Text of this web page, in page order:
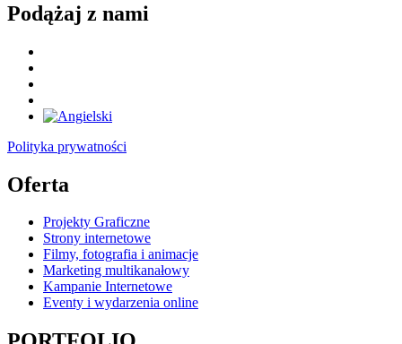
Podążaj z nami
Polityka prywatności
Oferta
Projekty Graficzne
Strony internetowe
Filmy, fotografia i animacje
Marketing multikanałowy
Kampanie Internetowe
Eventy i wydarzenia online